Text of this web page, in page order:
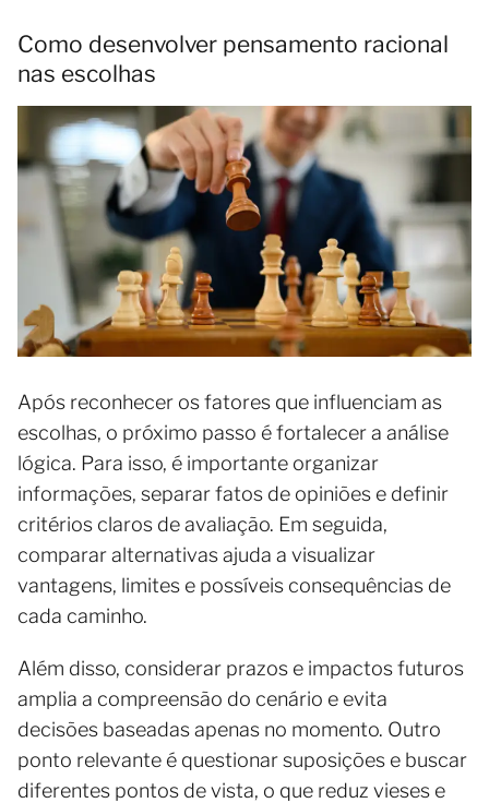
Como desenvolver pensamento racional
nas escolhas
Após reconhecer os fatores que influenciam as
escolhas, o próximo passo é fortalecer a análise
lógica. Para isso, é importante organizar
informações, separar fatos de opiniões e definir
critérios claros de avaliação. Em seguida,
comparar alternativas ajuda a visualizar
vantagens, limites e possíveis consequências de
cada caminho.
Além disso, considerar prazos e impactos futuros
amplia a compreensão do cenário e evita
decisões baseadas apenas no momento. Outro
ponto relevante é questionar suposições e buscar
diferentes pontos de vista, o que reduz vieses e